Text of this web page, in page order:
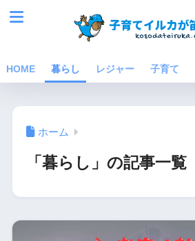
HOME 暮らし レジャー 子育て
ホーム
「暮らし」の記事一覧